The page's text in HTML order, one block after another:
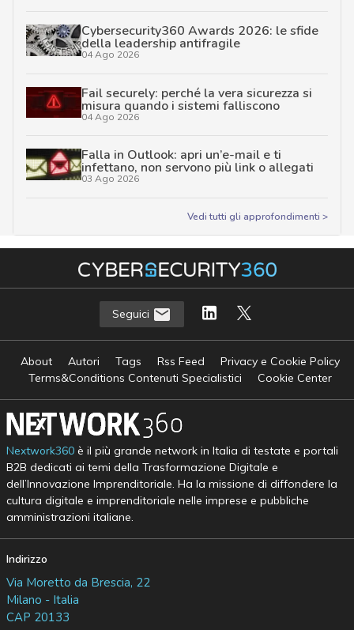
Cybersecurity360 Awards 2026: le sfide
della leadership antifragile
04 Ago 2026
Fail securely: perché la vera sicurezza si
misura quando i sistemi falliscono
04 Ago 2026
Falla in Outlook: apri un’e-mail e ti
infettano, non servono più link o allegati
03 Ago 2026
Vedi tutti gli approfondimenti >
Seguici
About Autori Tags Rss Feed
Privacy e Cookie Policy
Terms&Conditions Contenuti Specialistici
Cookie Center
Nextwork360è il più grande network in Italia di testate e portali
B2B dedicati ai temi della Trasformazione Digitale e
dell’Innovazione Imprenditoriale. Ha la missione di diffondere la
cultura digitale e imprenditoriale nelle imprese e pubbliche
amministrazioni italiane.
Indirizzo
Via Moretto da Brescia, 22
Milano - Italia
CAP 20133